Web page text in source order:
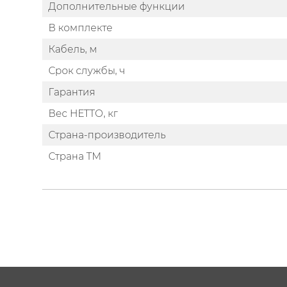
Дополнительные функции
В комплекте
Кабель, м
Срок службы, ч
Гарантия
Вес НЕТТО, кг
Страна-производитель
Страна ТМ